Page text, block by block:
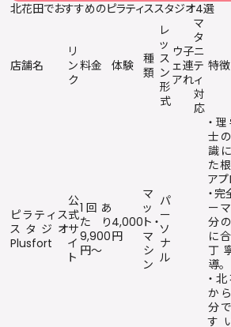
北花田でおすすめのピラティススタジオ4選
店舗名
リ
ン
ク
料金 体験
種
類
レ
ッ
ス
ン
形
式
ウ
ェ
ア
子
連
れ
マ
タ
ニ
テ
ィ
対
応
特徴
ピラティス
スタジオ
Plusfort
公
式
サ
イ
ト
1回あ
たり
9,900
円〜
4,000
円
マ
ッ
ト・
マ
シ
ン
パ
ー
ソ
ナ
ル
・
士
識
た
アプ
・完
ー
分
に
丁
導。
・
か
分
す